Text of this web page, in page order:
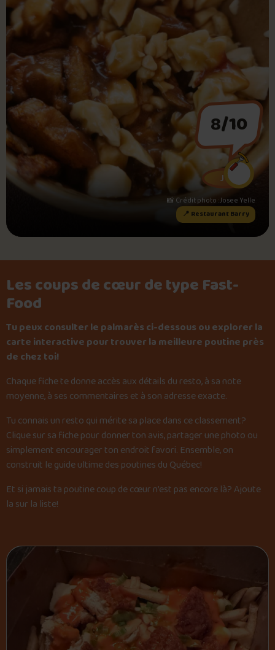
Foire aux questions
Me connecter
Les coups de cœur de type Fast-
Food
Tu peux consulter le palmarès ci-dessous ou explorer la
carte interactive pour trouver la meilleure poutine près
de chez toi!
Chaque fiche te donne accès aux détails du resto, à sa note
moyenne, à ses commentaires et à son adresse exacte.
Tu connais un resto qui mérite sa place dans ce classement?
Clique sur sa fiche pour donner ton avis, partager une photo ou
simplement encourager ton endroit favori. Ensemble, on
construit le guide ultime des poutines du Québec!
Et si jamais ta poutine coup de cœur n’est pas encore là? Ajoute
la sur la liste!